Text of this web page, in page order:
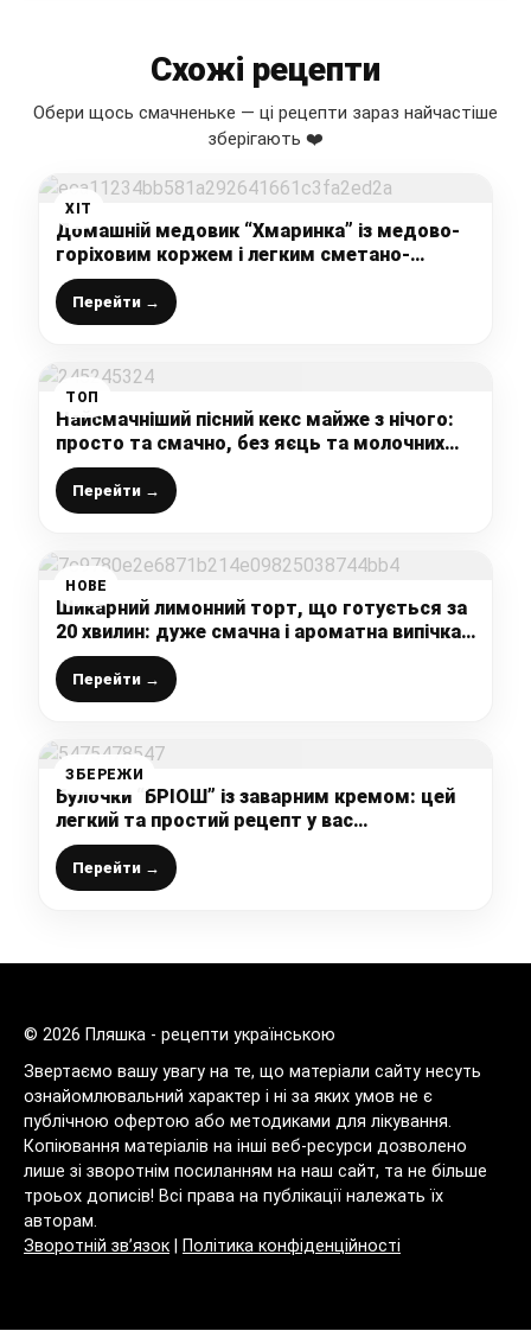
Схожі рецепти
Обери щось смачненьке — ці рецепти зараз найчастіше
зберігають ❤️
ХІТ
Домашній медовик “Хмаринка” із медово-
горіховим коржем і легким сметано-
вершковим кремом – готується легко і
швидко
Перейти →
ТОП
Найсмачніший пісний кекс майже з нічого:
просто та смачно, без яєць та молочних
продуктів (пекла в піст, а тепер і не в піст
буду готувати)
Перейти →
НОВЕ
Шикарний лимонний торт, що готується за
20 хвилин: дуже смачна і ароматна випічка
до чаю
Перейти →
ЗБЕРЕЖИ
Булочки “БРІОШ” із заварним кремом: цей
легкий та простий рецепт у вас
проситимуть всі – неймовірно смачні і ніжні
Перейти →
© 2026 Пляшка - рецепти українською
Звертаємо вашу увагу на те, що матеріали сайту несуть
ознайомлювальний характер і ні за яких умов не є
публічною офертою або методиками для лікування.
Копіювання матеріалів на інші веб-ресурси дозволено
лише зі зворотнім посиланням на наш сайт, та не більше
троьох дописів! Всі права на публікації належать їх
авторам.
Зворотній зв’язок
Політика конфіденційності